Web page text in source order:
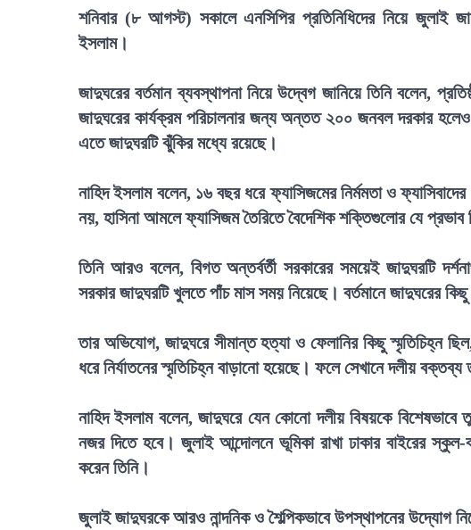
শনিবার (৮ আগস্ট) সকালে এনসিপির প্রতিনিধিদের নিয়ে জুলাই
ইসলাম।
জাদুঘরের বর্তমান ব্যবস্থাপনা নিয়ে উদ্বেগ জানিয়ে তিনি বলেন,
জাদুঘরের কার্যক্রম পরিচালনার জন্য অন্তত ২০০ জনবল দরকার হলেও
এতে জাদুঘরটি ঝুঁকির মধ্যে রয়েছে।
নাহিদ ইসলাম বলেন, ১৬ বছর ধরে ফ্যাসিজমের নির্মমতা ও
নয়, হাসিনা আমলে ফ্যাসিজম তৈরিতে বৈদেশিক শক্তিগুলোর যে
তিনি আরও বলেন, বিগত অন্তর্বর্তী সরকারের সময়েই জাদুঘরটি
সরকার জাদুঘরটি খুলতে পাঁচ মাস সময় নিয়েছে। বর্তমানে জাদুঘরের
তার অভিযোগ, জাদুঘরে সীমান্ত হত্যা ও ফেলানির কিছু স্মৃতিচিহ্ন
ধরে নির্যাতনের স্মৃতিচিহ্ন বাড়ানো হয়েছে। ফলে সেখানে দলীয় বক্তব্য
নাহিদ ইসলাম বলেন, জাদুঘরে যেন কোনো দলীয় বিষয়কে
নজর দিতে হবে। জুলাই আন্দোলনে ভূমিকা রাখা ঢাকার বাইরের
করেন তিনি।
জুলাই জাদুঘরকে আরও নান্দনিক ও শৈল্পিকভাবে উপস্থাপনের উদ্যোগ